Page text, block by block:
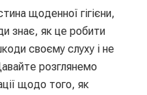
щоденної гігієни,
знає, як це робити
своєму слуху і не
розглянемо
щодо того, як